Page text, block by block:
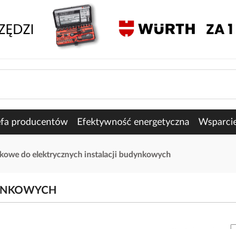
producentów Efektywność energetyczna
do elektrycznych instalacji budynkowych